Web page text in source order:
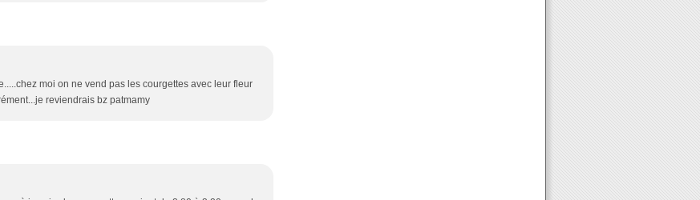
moi on ne vend pas les courgettes avec leur fleur
reviendrais bz patmamy